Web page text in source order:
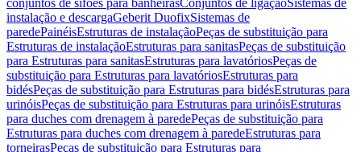
conjuntos de sifões para banheirasConjuntos de ligaçãoSistemas de
instalação e descargaGeberit DuofixSistemas de
paredePainéisEstruturas de instalaçãoPeças de substituição para
Estruturas de instalaçãoEstruturas para sanitasPeças de substituição
para Estruturas para sanitasEstruturas para lavatóriosPeças de
substituição para Estruturas para lavatóriosEstruturas para
bidésPeças de substituição para Estruturas para bidésEstruturas para
urinóisPeças de substituição para Estruturas para urinóisEstruturas
para duches com drenagem à paredePeças de substituição para
Estruturas para duches com drenagem à paredeEstruturas para
torneirasPeças de substituição para Estruturas para